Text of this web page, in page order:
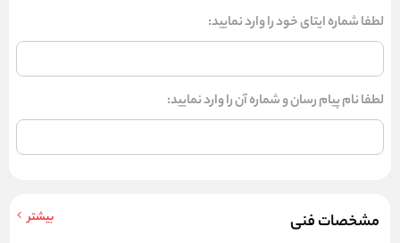
مشخصات فنی بیشتر
لطفا شماره ایتای خود را وارد نمایید:
لطفا نام پیام رسان و شماره آن را وارد نمایید: